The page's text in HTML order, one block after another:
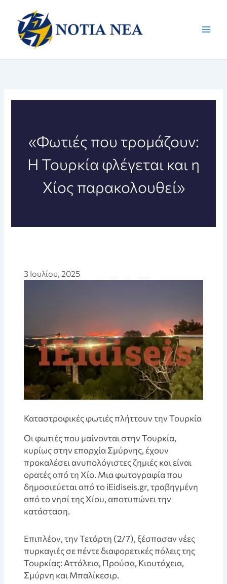
περιεχόμενο
«Φωτιές που τρομάζουν:
Η Τουρκία φλέγεται και η
Χίος παρακολουθεί»
3 Ιουλίου, 2025
Καταστροφικές φωτιές πλήττουν την Τουρκία
Οι φωτιές που μαίνονται στην Τουρκία,
κυρίως στην επαρχία Σμύρνης, έχουν
προκαλέσει ανυπολόγιστες ζημιές και είναι
ορατές από τη Χίο. Μια φωτογραφία που
δημοσιεύεται από το iEidiseis.gr, τραβηγμένη
από το νησί της Χίου, αποτυπώνει την
κατάσταση.
Επιπλέον, την Τετάρτη (2/7), ξέσπασαν νέες
πυρκαγιές σε πέντε διαφορετικές πόλεις της
Τουρκίας: Αττάλεια, Προύσα, Κιουτάχεια,
Σμύρνη και Μπαλίκεσιρ.